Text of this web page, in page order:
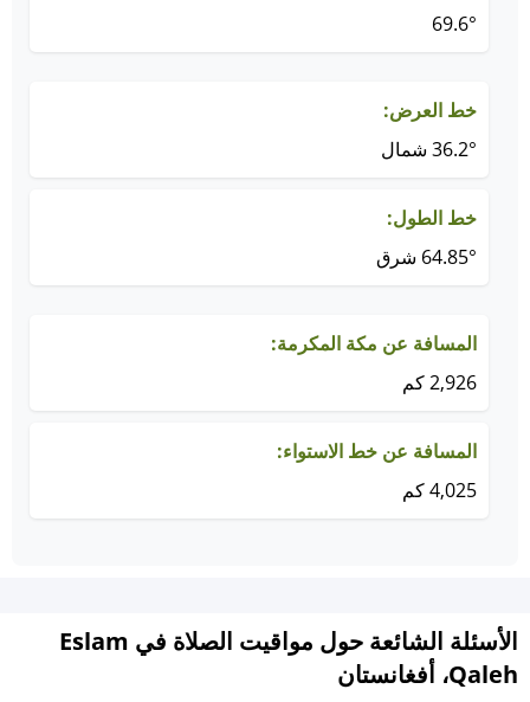
69.6°
خط العرض:
36.2° شمال
خط الطول:
64.85° شرق
المسافة عن مكة المكرمة:
2,926 كم
المسافة عن خط الاستواء:
4,025 كم
الأسئلة الشائعة حول مواقيت الصلاة في Eslam
Qaleh، أفغانستان